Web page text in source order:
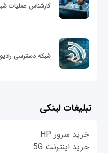
کارشناس عملیات
شبکه دسترسی
تبلیغات لینکی
خرید سرور HP
خرید اینترنت 5G